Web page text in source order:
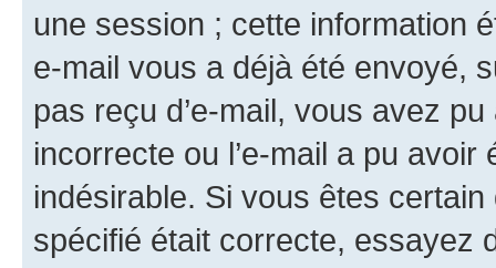
une session ; cette information
e-mail vous a déjà été envoyé,
pas reçu d’e-mail, vous avez
incorrecte ou l’e-mail a pu
indésirable. Si vous êtes
spécifié était correcte, essayez